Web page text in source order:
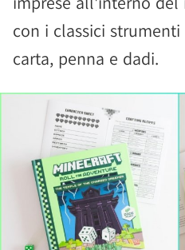
con i classici
carta, penna e dadi.